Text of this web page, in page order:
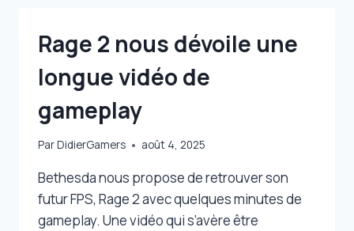
PASSIONNANTES
DANS
Rage 2 nous dévoile une
longue vidéo de
gameplay
ParDidierGamers août 4, 2025
Bethesda nous propose de retrouver son
futur FPS, Rage 2 avec quelques minutes de
gameplay. Une vidéo qui s’avère être